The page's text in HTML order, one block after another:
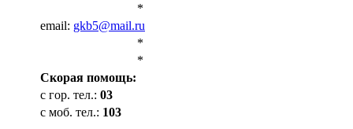
*
email: gkb5@mail.ru
*
*
Cкорая помощь:
с гор. тел.: 03
с моб. тел.: 103